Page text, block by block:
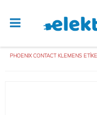
PHOENIX CONTACT KLEMENS